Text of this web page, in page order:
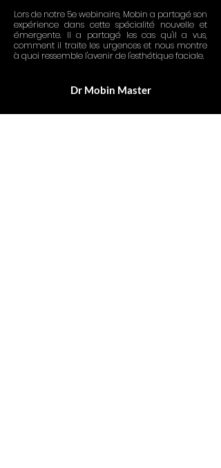
Lors de notre 5e webinaire, Mobin a partagé son
expérience dans cette spécialité nouvelle et
émergente. Il a partagé les cas qu'il a vus,
comment il traite les urgences et nous montre
à quoi ressemble l'avenir de l'esthétique faciale.
Dr Mobin Master